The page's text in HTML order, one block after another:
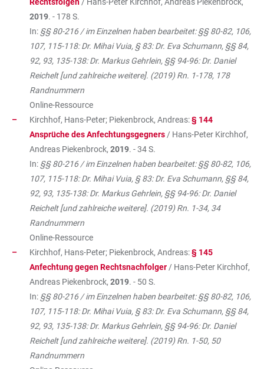
2019. - 178 S.
In: §§ 80-216 / im Einzelnen haben bearbeitet: §§ 80-82, 106,
107, 115-118: Dr. Mihai Vuia, § 83: Dr. Eva Schumann, §§ 84,
92, 93, 135-138: Dr. Markus Gehrlein, §§ 94-96: Dr. Daniel
Reichelt [und zahlreiche weitere]. (2019) Rn. 1-178, 178
Randnummern
Online-Ressource
Kirchhof, Hans-Peter; Piekenbrock, Andreas:§ 144
Ansprüche des Anfechtungsgegners / Hans-Peter Kirchhof,
Andreas Piekenbrock, 2019. - 34 S.
In: §§ 80-216 / im Einzelnen haben bearbeitet: §§ 80-82, 106,
107, 115-118: Dr. Mihai Vuia, § 83: Dr. Eva Schumann, §§ 84,
92, 93, 135-138: Dr. Markus Gehrlein, §§ 94-96: Dr. Daniel
Reichelt [und zahlreiche weitere]. (2019) Rn. 1-34, 34
Randnummern
Online-Ressource
Kirchhof, Hans-Peter; Piekenbrock, Andreas:§ 145
Anfechtung gegen Rechtsnachfolger / Hans-Peter Kirchhof,
Andreas Piekenbrock, 2019. - 50 S.
In: §§ 80-216 / im Einzelnen haben bearbeitet: §§ 80-82, 106,
107, 115-118: Dr. Mihai Vuia, § 83: Dr. Eva Schumann, §§ 84,
92, 93, 135-138: Dr. Markus Gehrlein, §§ 94-96: Dr. Daniel
Reichelt [und zahlreiche weitere]. (2019) Rn. 1-50, 50
Randnummern